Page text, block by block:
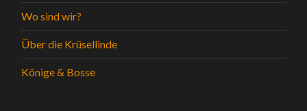
Wo sind wir?
Über die Krüsellinde
Könige & Bosse